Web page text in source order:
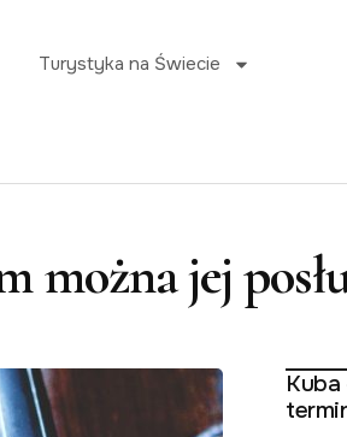
Turystyka na Świecie
można jej